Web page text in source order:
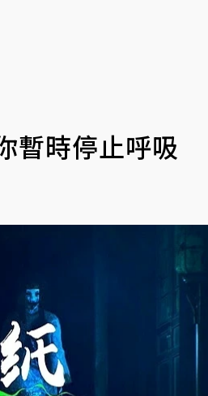
暫時停止呼吸